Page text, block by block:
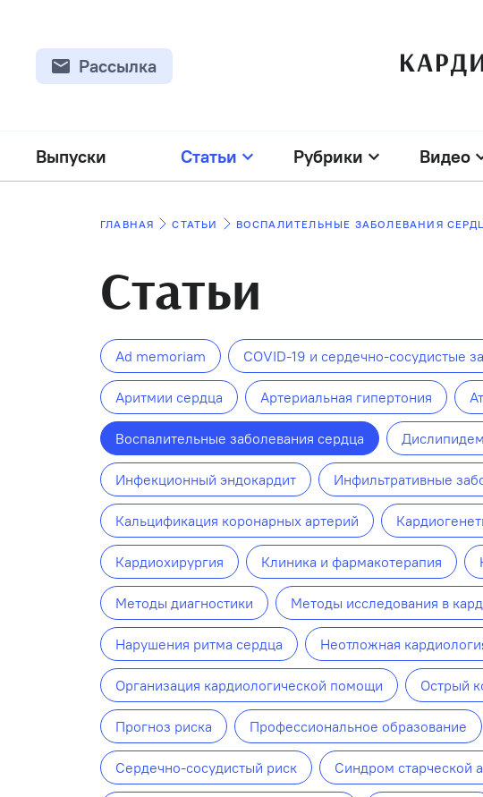
Рассылка
Выпуски Статьи Рубрики Видео
ГЛАВНАЯ СТАТЬИ ВОСПАЛИТЕЛЬНЫЕ ЗАБОЛЕВАНИЯ
Статьи
Ad memoriam COVID-19 и сердечно-сосудистые
Аритмии сердца Артериальная гипертония
Воспалительные заболевания сердца
Инфекционный эндокардит Инфильтративные
Кальцификация коронарных артерий
Кардиохирургия Клиника и фармакотерапия
Методы диагностики Методы исследования в
Нарушения ритма сердца Неотложная
Организация кардиологической помощи Острый
Прогноз риска Профессиональное образование
Сердечно-сосудистый риск Синдром старческой